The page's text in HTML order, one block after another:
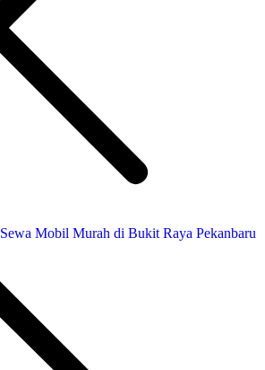
Sewa Mobil Murah di Bukit Raya Pekanbaru